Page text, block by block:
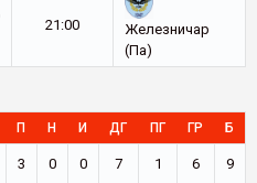
21:00
Железничар
(Па)
П Н И ДГ ПГ ГР Б
3 0 0 7 1 6 9